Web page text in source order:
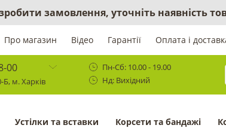
замовлення, уточніть наявність
Про магазин Відео Гарантії Оплата і
00
Б, м. Харків
Пн-Сб: 10.00 - 19.00
Нд: Вихідний
Устілки та вставки Корсети та бандажі